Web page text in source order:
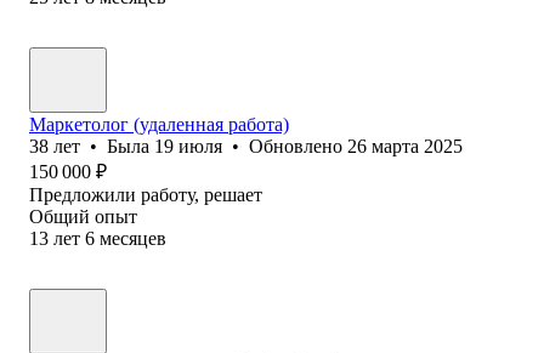
Маркетолог (удаленная работа)
38 лет • Была 19 июля • Обновлено 26 марта 2025
150 000 ₽
Предложили работу, решает
Общий опыт
13 лет 6 месяцев